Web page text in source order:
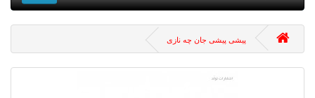
پیشی پیشی جان چه نازی